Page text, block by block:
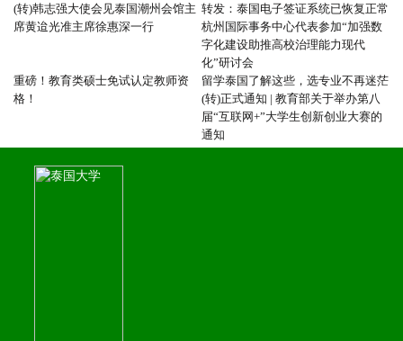
(转)韩志强大使会见泰国潮州会馆主
席黄迨光准主席徐惠深一行
转发：泰国电子签证系统已恢复正常
杭州国际事务中心代表参加“加强数
字化建设助推高校治理能力现代
化”研讨会
重磅！教育类硕士免试认定教师资
格！
留学泰国了解这些，选专业不再迷茫
(转)正式通知 | 教育部关于举办第八
届“互联网+”大学生创新创业大赛的
通知